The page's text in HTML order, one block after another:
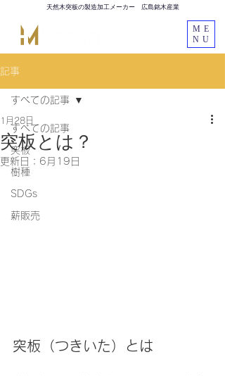
ME
NU
天然木突板の製造加工メーカー 広島銘木産業
記事
すべての記事
突板
樹種
SDGs
薪販売
すべての記事
突板とは？
1月28日
更新日： 6月19日
突板（つきいた）とは